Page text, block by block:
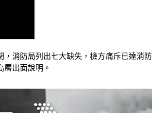
，消防局列出七大缺失，檢方痛斥已達消
層出面說明。